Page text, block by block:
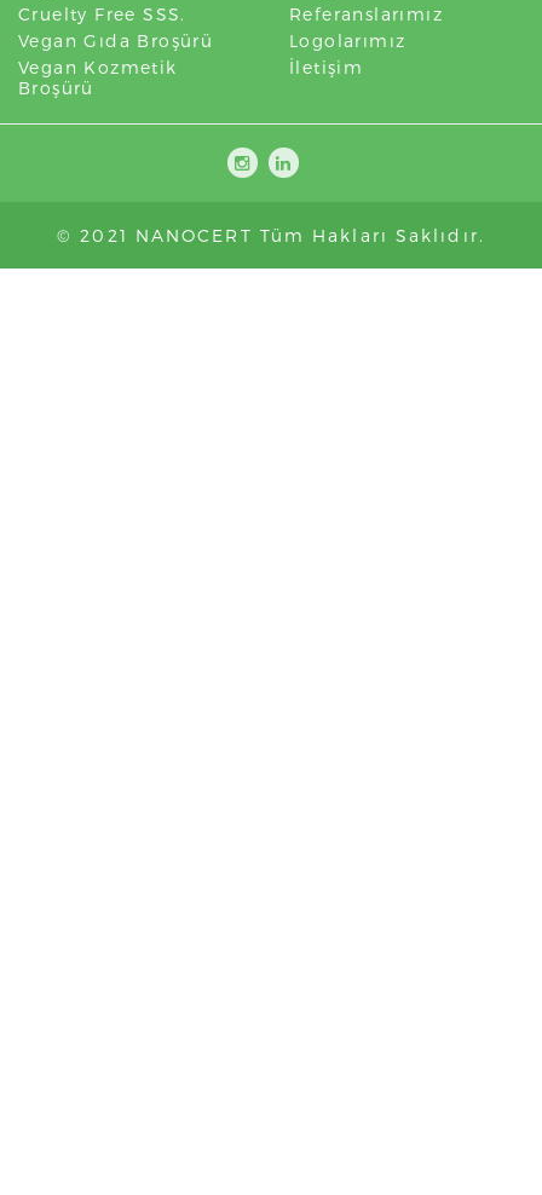
Cruelty Free SSS.
Vegan Gıda Broşürü
Vegan Kozmetik
Broşürü
Referanslarımız
Logolarımız
İletişim
© 2021 NANOCERT Tüm Hakları Saklıdır.